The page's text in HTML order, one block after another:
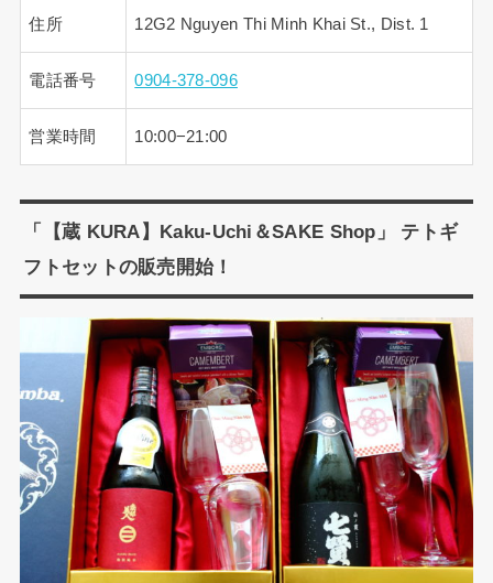
住所 12G2 Nguyen Thi Minh Khai St., Dist. 1
電話番号 0904-378-096
営業時間 10:00−21:00
「【蔵 KURA】Kaku-Uchi＆SAKE Shop」 テトギ
フトセットの販売開始！